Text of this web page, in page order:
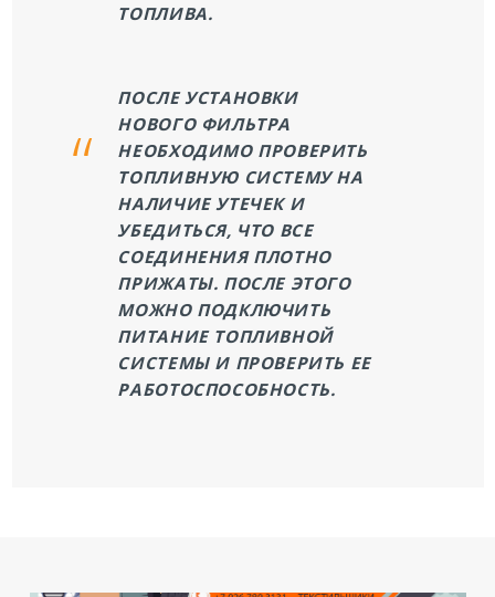
ТОПЛИВА.
ПОСЛЕ УСТАНОВКИ
НОВОГО ФИЛЬТРА
НЕОБХОДИМО ПРОВЕРИТЬ
ТОПЛИВНУЮ СИСТЕМУ НА
НАЛИЧИЕ УТЕЧЕК И
УБЕДИТЬСЯ, ЧТО ВСЕ
СОЕДИНЕНИЯ ПЛОТНО
ПРИЖАТЫ. ПОСЛЕ ЭТОГО
МОЖНО ПОДКЛЮЧИТЬ
ПИТАНИЕ ТОПЛИВНОЙ
СИСТЕМЫ И ПРОВЕРИТЬ ЕЕ
РАБОТОСПОСОБНОСТЬ.